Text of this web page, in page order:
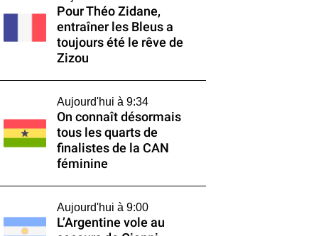
Pour Théo Zidane,
entraîner les Bleus a
toujours été le rêve de
Zizou
Aujourd'hui à 9:34
On connaît désormais
tous les quarts de
finalistes de la CAN
féminine
Aujourd'hui à 9:00
L’Argentine vole au